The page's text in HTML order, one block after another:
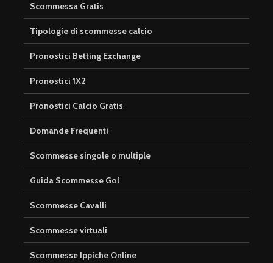
Scommessa Gratis
Tipologie di scommesse calcio
Pronostici Betting Exchange
Pronostici 1X2
Pronostici Calcio Gratis
Domande Frequenti
Scommesse singole o multiple
Guida Scommesse Gol
Scommesse Cavalli
Scommesse virtuali
Scommesse Ippiche Online